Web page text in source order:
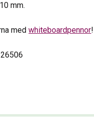
mm.
medwhiteboardpennor!